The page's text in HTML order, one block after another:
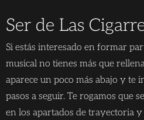
Ser de Las
Si estás interesado en formar
musical no tienes más que
aparece un poco más abajo y te
pasos a seguir. Te rogamos que
en los apartados de trayectoria